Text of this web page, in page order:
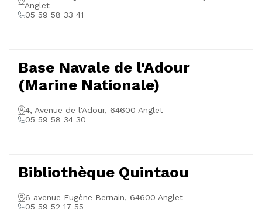
Anglet
05 59 58 33 41
Base Navale de l'Adour
(Marine Nationale)
4, Avenue de l'Adour, 64600 Anglet
05 59 58 34 30
Bibliothèque Quintaou
6 avenue Eugène Bernain, 64600 Anglet
05 59 52 17 55